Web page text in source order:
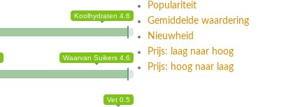
Koolhydraten 4.6
Waarvan Suikers 4.6
Vet 0.5
Populariteit
Gemiddelde waardering
Nieuwheid
Prijs: laag naar hoog
Prijs: hoog naar laag